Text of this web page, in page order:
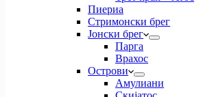
Пиериа
Стримонски брег
Јонски брег
Парга
Врахос
Острови
Амулиани